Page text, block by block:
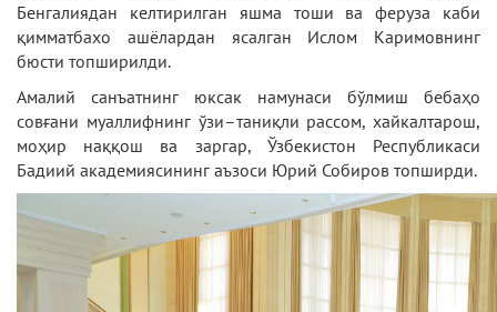
Бенгалиядан келтирилган яшма тоши ва феруза каби
қимматбахо ашёлардан ясалган Ислом Каримовнинг
бюсти топширилди.
Амалий санъатнинг юксак намунаси бўлмиш бебаҳо
совғани муаллифнинг ўзи–таниқли рассом, хайкалтарош,
моҳир наққош ва заргар, Ўзбекистон Республикаси
Бадиий академиясининг аъзоси Юрий Собиров топширди.